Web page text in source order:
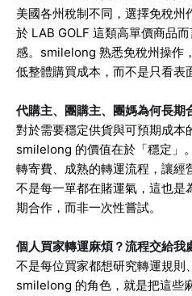
美國各州稅制不同，選擇免稅州
於 LAB GOLF 這類高單價商品
感。smilelong 熟悉免稅州操作
低整體購買成本，而不是只看表
代購主、團購主、團媽為何長期
對於需要穩定供貨與可預期成本
smilelong 的價值在於「穩定」
轉寄費、成熟的轉運流程，讓經
不是每一單都在賭運氣，這也是
期合作，而非一次性嘗試。
個人買家轉運麻煩？流程交給我
不是每位買家都想研究轉運規則
smilelong 的角色，就是把這些